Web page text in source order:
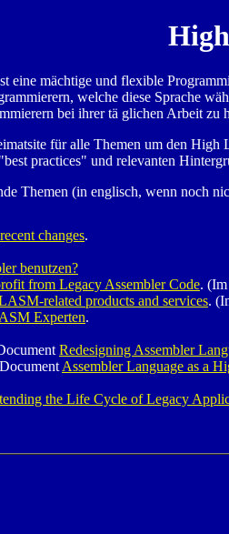
eine mächtige und flexible
welche diese Sprache
bei ihrer tä glichen Arbeit
für alle Themen um den High
practices" und relevanten
Themen (in englisch, wenn noch
recent changes.
benutzen?
from Legacy Assembler Code.
related products and services.
Experten.
Redesigning Assembler
Assembler Language as a
the Life Cycle of Legacy